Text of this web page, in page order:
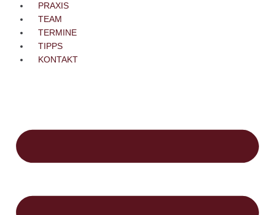
PRAXIS
TEAM
TERMINE
TIPPS
KONTAKT